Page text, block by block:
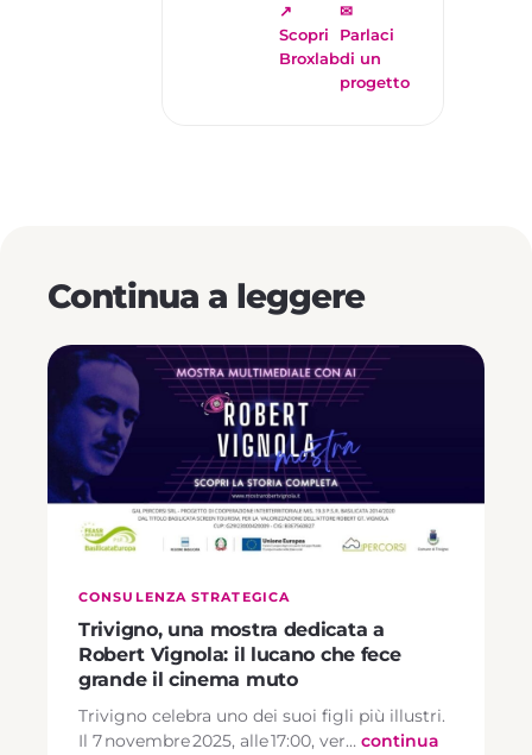
↗
Scopri
Broxlab
✉
Parlaci
di un
progetto
Continua a leggere
CONSULENZA STRATEGICA
Trivigno, una mostra dedicata a
Robert Vignola: il lucano che fece
grande il cinema muto
Trivigno celebra uno dei suoi figli più illustri.
Il 7 novembre 2025, alle 17:00, ver… continua